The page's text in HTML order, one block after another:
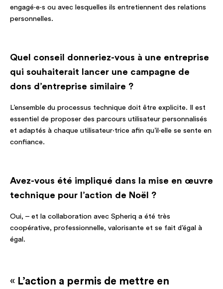
engagé·e·s ou avec lesquelles ils entretiennent des relations
personnelles.
Quel conseil donneriez-vous à une entreprise
qui souhaiterait lancer une campagne de
dons d’entreprise similaire ?
L’ensemble du processus technique doit être explicite. Il est
essentiel de proposer des parcours utilisateur personnalisés
et adaptés à chaque utilisateur·trice afin qu’il·elle se sente en
confiance.
Avez-vous été impliqué dans la mise en œuvre
technique pour l’action de Noël ?
Oui, – et la collaboration avec Spheriq a été très
coopérative, professionnelle, valorisante et se fait d’égal à
égal.
« L’action a permis de mettre en